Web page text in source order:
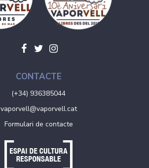
CONTACTE
(+34) 936385044
vaporvell@vaporvell.cat
Formulari de contacte